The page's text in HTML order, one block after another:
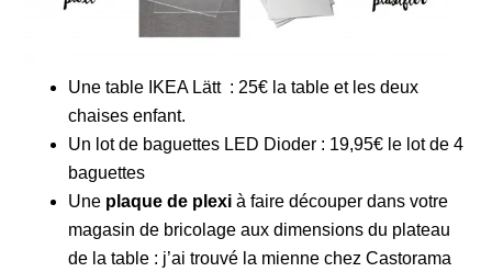
Unetable IKEA Lätt : 25€ la table et les deux
chaises enfant.
Un lot de baguettes LED Dioder : 19,95€ le lot de 4
baguettes
Une plaque de plexi à faire découper dans votre
magasin de bricolage aux dimensions du plateau
de la table : j’ai trouvé la mienne chez Castorama